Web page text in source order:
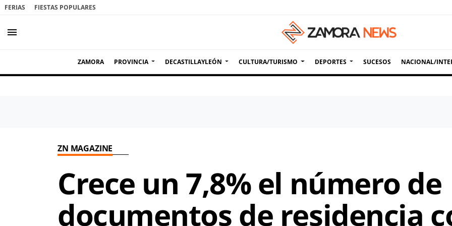
FERIAS FIESTAS POPULARES
menu
ZAMORA PROVINCIA DECASTILLAYLEÓN CULTURA/TURISMO DEPORTES SUCESOS NACIONAL/
ZN MAGAZINE
Crece un 7,8% el número de
documentos de residencia